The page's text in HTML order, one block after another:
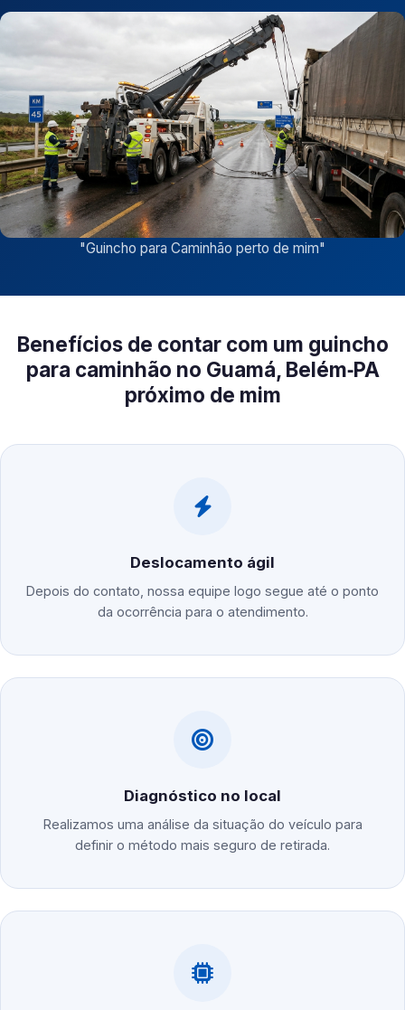
"Guincho para Caminhão perto de mim"
Benefícios de contar com um guincho
para caminhão no Guamá, Belém‑PA
próximo de mim
Deslocamento ágil
Depois do contato, nossa equipe logo segue até o ponto
da ocorrência para o atendimento.
Diagnóstico no local
Realizamos uma análise da situação do veículo para
definir o método mais seguro de retirada.